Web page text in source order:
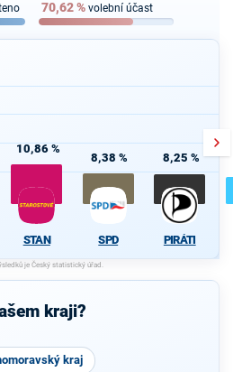
70,62% volební účast
10,86 %
STAN
8,38 %
SPD
8,25 %
PIRÁTI
kraji?
kraj